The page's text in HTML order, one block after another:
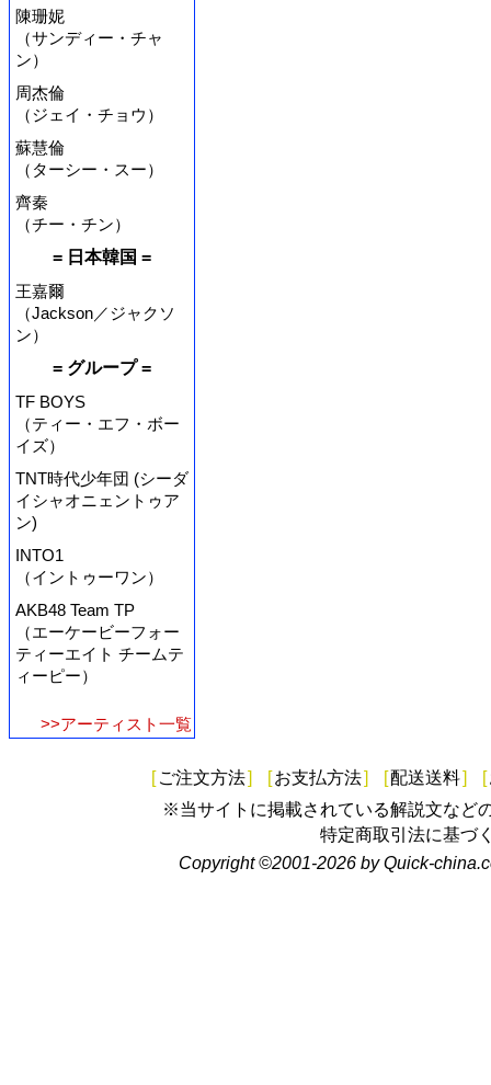
陳珊妮
（サンディー・チャ
ン）
周杰倫
（ジェイ・チョウ）
蘇慧倫
（ターシー・スー）
齊秦
（チー・チン）
= 日本韓国 =
王嘉爾
（Jackson／ジャクソ
ン）
= グループ =
TF BOYS
（ティー・エフ・ボー
イズ）
TNT時代少年団 (シーダ
イシャオニェントゥア
ン)
INTO1
（イントゥーワン）
AKB48 Team TP
（エーケービーフォー
ティーエイト チームテ
ィーピー）
>>アーティスト一覧
[ ご注文方法] [お支払方法] [配送送料] [
※当サイトに掲載されている解説文など
特定商取引法に基づ
Copyright ©2001-2026 by Quick-